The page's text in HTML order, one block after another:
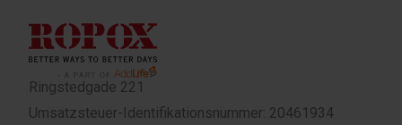
Ringstedgade 221
Umsatzsteuer-Identifikationsnummer: 20461934